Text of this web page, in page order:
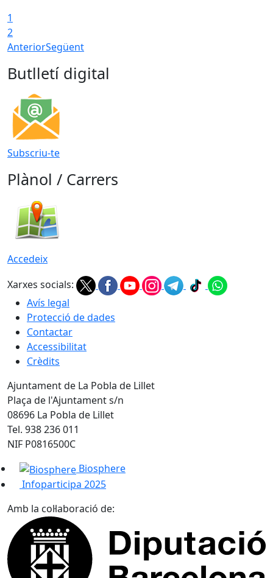
1
2
AnteriorSegüent
Butlletí digital
Subscriu-te
Plànol / Carrers
Accedeix
Xarxes socials:
Avís legal
Protecció de dades
Contactar
Accessibilitat
Crèdits
Ajuntament de La Pobla de Lillet
Plaça de l'Ajuntament s/n
08696 La Pobla de Lillet
Tel. 938 236 011
NIF P0816500C
Biosphere
Infoparticipa 2025
Amb la col·laboració de: